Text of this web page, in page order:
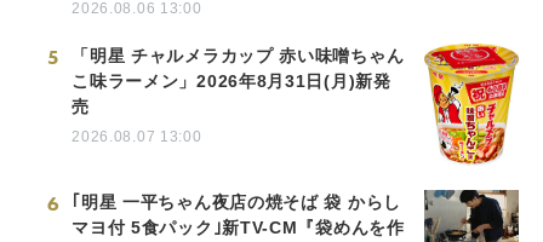
2026.08.06 13:00
5
「明星 チャルメラカップ 赤い味噌ちゃん
こ味ラーメン」2026年8月31日(月)新発
売
2026.08.07 13:00
6
｢明星 一平ちゃん夜店の焼そば 袋 からし
マヨ付 5食パック｣新TV-CM『袋めんを作